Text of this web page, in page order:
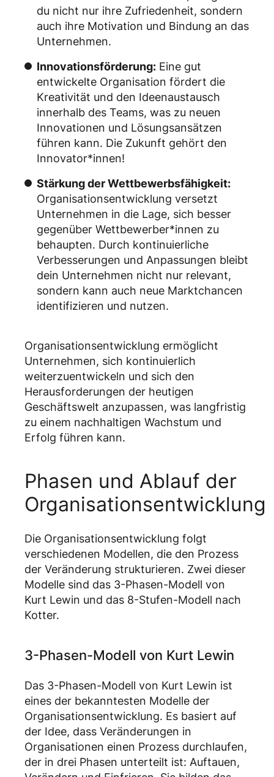
du nicht nur ihre Zufriedenheit, sondern
auch ihre Motivation und Bindung an das
Unternehmen.
Innovationsförderung: Eine gut
entwickelte Organisation fördert die
Kreativität und den Ideenaustausch
innerhalb des Teams, was zu neuen
Innovationen und Lösungsansätzen
führen kann. Die Zukunft gehört den
Innovator*innen!
Stärkung der Wettbewerbsfähigkeit:
Organisationsentwicklung versetzt
Unternehmen in die Lage, sich besser
gegenüber Wettbewerber*innen zu
behaupten. Durch kontinuierliche
Verbesserungen und Anpassungen bleibt
dein Unternehmen nicht nur relevant,
sondern kann auch neue Marktchancen
identifizieren und nutzen.
Organisationsentwicklung ermöglicht
Unternehmen, sich kontinuierlich
weiterzuentwickeln und sich den
Herausforderungen der heutigen
Geschäftswelt anzupassen, was langfristig
zu einem nachhaltigen Wachstum und
Erfolg führen kann.
Phasen und Ablauf der
Organisationsentwicklung
Die Organisationsentwicklung folgt
verschiedenen Modellen, die den Prozess
der Veränderung strukturieren. Zwei dieser
Modelle sind das 3-Phasen-Modell von
Kurt Lewin und das 8-Stufen-Modell nach
Kotter.
3-Phasen-Modell von Kurt Lewin
Das 3-Phasen-Modell von Kurt Lewin ist
eines der bekanntesten Modelle der
Organisationsentwicklung. Es basiert auf
der Idee, dass Veränderungen in
Organisationen einen Prozess durchlaufen,
der in drei Phasen unterteilt ist: Auftauen,